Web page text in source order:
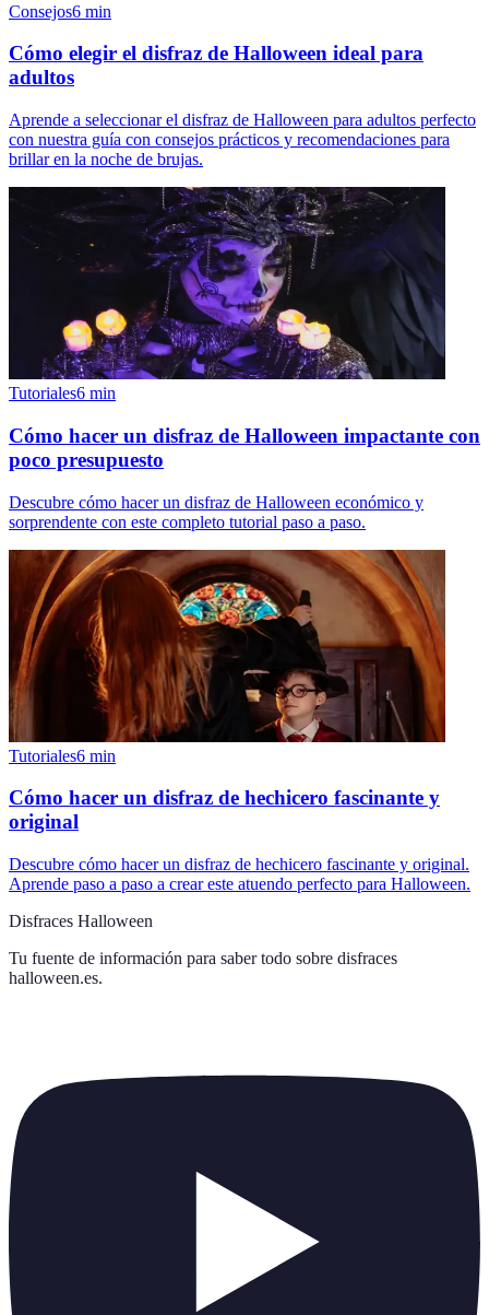
Consejos6 min
Cómo elegir el disfraz de Halloween ideal para
adultos
Aprende a seleccionar el disfraz de Halloween para adultos perfecto
con nuestra guía con consejos prácticos y recomendaciones para
brillar en la noche de brujas.
Tutoriales6 min
Cómo hacer un disfraz de Halloween impactante con
poco presupuesto
Descubre cómo hacer un disfraz de Halloween económico y
sorprendente con este completo tutorial paso a paso.
Tutoriales6 min
Cómo hacer un disfraz de hechicero fascinante y
original
Descubre cómo hacer un disfraz de hechicero fascinante y original.
Aprende paso a paso a crear este atuendo perfecto para Halloween.
Disfraces Halloween
Tu fuente de información para saber todo sobre disfraces
halloween.es.